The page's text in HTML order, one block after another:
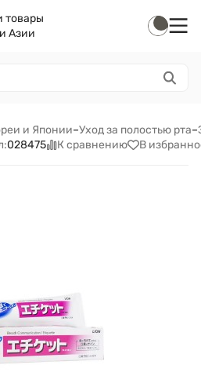
товары
Азии
и Японии–Уход за полостью рта–
028475 К сравнению В